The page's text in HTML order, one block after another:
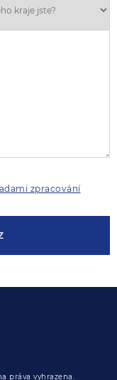
zpracování
práva vyhrazena.